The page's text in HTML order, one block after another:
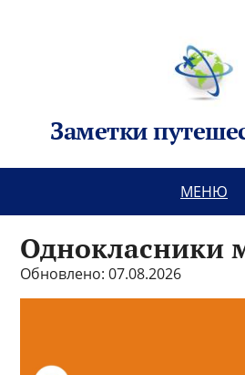
Заметки
МЕНЮ
Однокласники
Обновлено: 07.08.2026